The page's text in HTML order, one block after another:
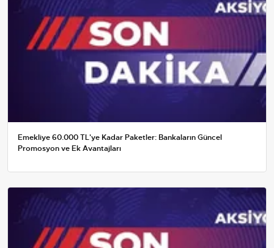
Emekliye 60.000 TL'ye Kadar Paketler: Bankaların Güncel
Promosyon ve Ek Avantajları